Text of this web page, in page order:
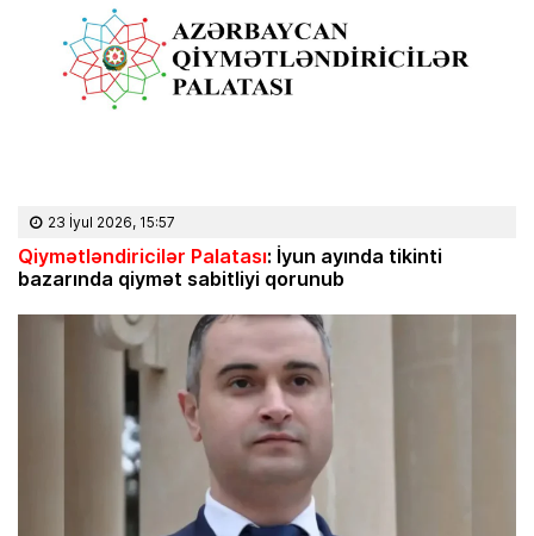
23 İyul 2026, 15:57
Qiymətləndiricilər Palatası: İyun ayında tikinti
bazarında qiymət sabitliyi qorunub